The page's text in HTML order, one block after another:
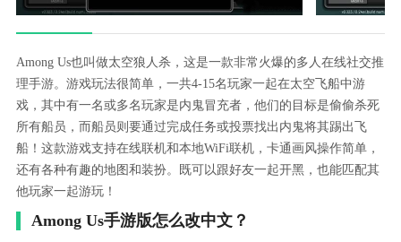
Among Us也叫做太空狼人杀，这是一款非常火爆的多人在线社交推
理手游。游戏玩法很简单，一共4-15名玩家一起在太空飞船中游
戏，其中有一名或多名玩家是内鬼冒充者，他们的目标是偷偷杀死
所有船员，而船员则要通过完成任务或投票找出内鬼将其踢出飞
船！这款游戏支持在线联机和本地WiFi联机，卡通画风操作简单，
还有各种有趣的地图和装扮。既可以跟好友一起开黑，也能匹配其
他玩家一起游玩！
Among Us手游版怎么改中文？